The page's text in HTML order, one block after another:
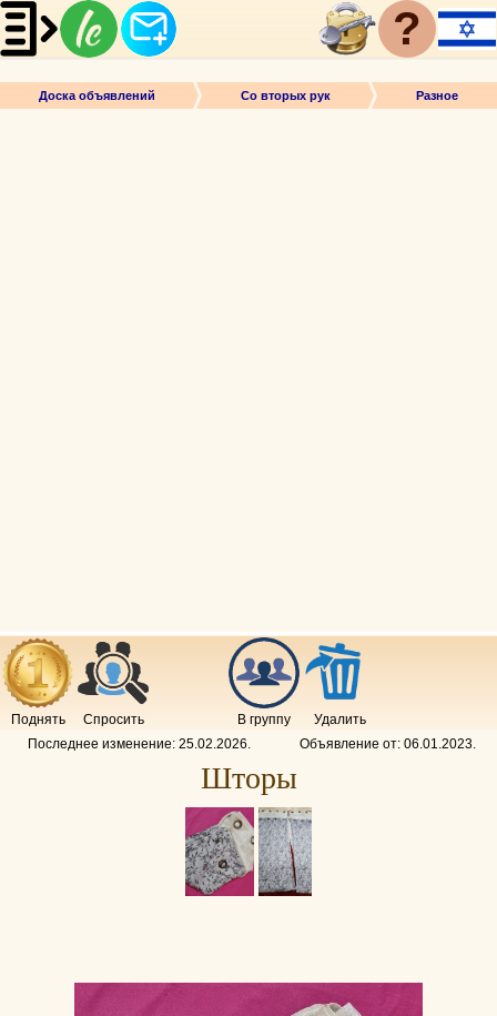
?
Доска объявлений Со вторых рук Разное
Поднять Спросить В группу
Удалить
Последнее изменение: 25.02.2026. Объявление от: 06.01.2023.
Шторы